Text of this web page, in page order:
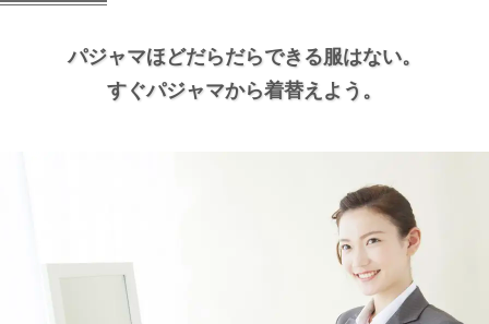
パジャマほどだらだらできる服はない。
すぐパジャマから着替えよう。